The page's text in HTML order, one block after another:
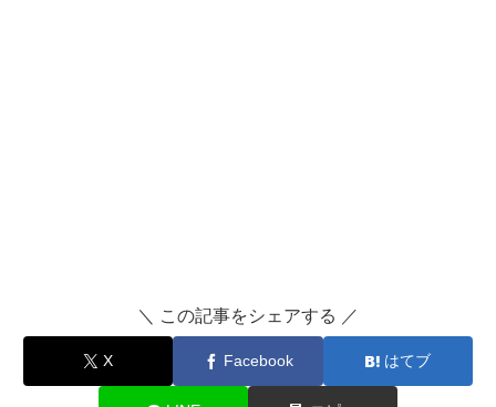
＼ この記事をシェアする ／
X Facebook はてブ